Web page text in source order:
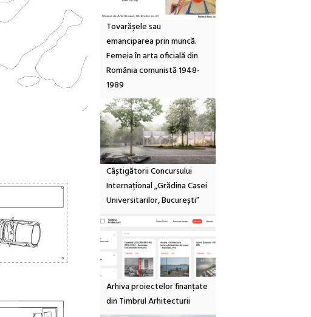
Tovarășele sau
emanciparea prin muncă.
Femeia în arta oficială din
România comunistă 1948-
1989
Câștigătorii Concursului
Internațional „Grădina Casei
Universitarilor, București”
Arhiva proiectelor finanțate
din Timbrul Arhitecturii